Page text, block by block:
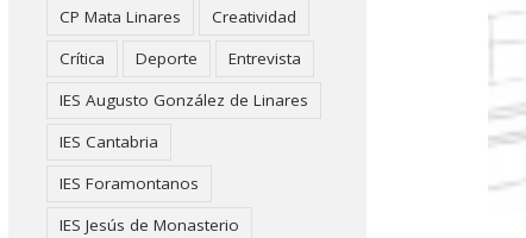
CP Mata Linares
Creatividad
Crítica
Deporte
Entrevista
IES Augusto González de Linares
IES Cantabria
IES Foramontanos
IES Jesús de Monasterio